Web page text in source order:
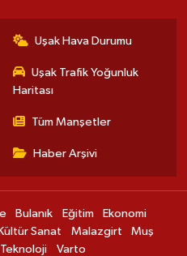
Uşak Hava Durumu
Uşak Trafik Yoğunluk
Haritası
Tüm Manşetler
Haber Arşivi
Bulanık Eğitim
Ekonomi
Sanat Malazgirt
Muş
Teknoloji Varto